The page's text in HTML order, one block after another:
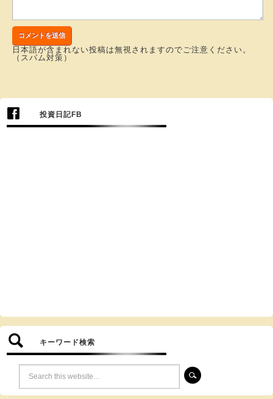
日本語が含まれない投稿は無視されますのでご注意ください。
（スパム対策）
投資日記FB
キーワード検索